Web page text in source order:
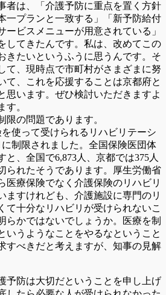
者は、「介護予防に重点を置く方針
一プランと一致する」「新予防給付
ービスメニューが用意されている」
してきたんです。私は、改めてこの
きたいというふうに思うんです。そ
て、現時点で市町村がさまざまに努
て、これを応援することは京都府と
思います。ぜひ検討いただきますよ
す。
の問題であります。
使って受けられるリハビリテーシ
制限されました。全国保険医団体
、全国で6,873人、京都では375人
られたそうであります。厚生労働省
医療保険でなく介護保険のリハビリ
ますけれども、介護施設に専門のリ
て十分なリハビリが受けられないこ
らかではないでしょうか。医療を制
いうようなことをやるなということ
すべきだと考えますが、知事の見解
防は大切だということを申し上げ